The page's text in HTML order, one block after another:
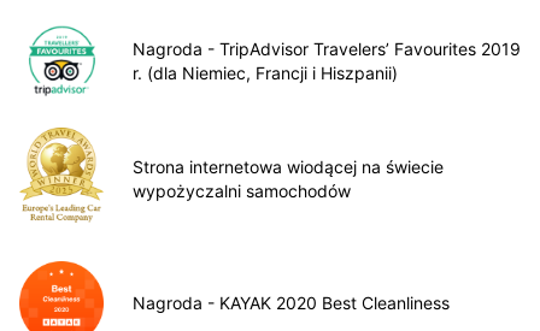
Nagroda - TripAdvisor Travelers’ Favourites 2019
r. (dla Niemiec, Francji i Hiszpanii)
Strona internetowa wiodącej na świecie
wypożyczalni samochodów
Nagroda - KAYAK 2020 Best Cleanliness